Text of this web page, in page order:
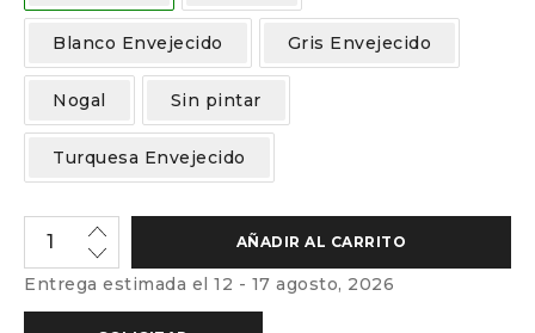
Blanco Envejecido Gris Envejecido
Nogal Sin pintar
Turquesa Envejecido
AÑADIR AL CARRITO
Entrega estimada el 12 - 17 agosto, 2026